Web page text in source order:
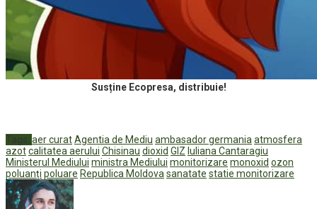
Susține Ecopresa, distribuie!
Tags: aer curatAgentia de Mediu ambasador germaniaatmosfera
azotcalitatea aerului Chisinau dioxid GIZ Iuliana Cantaragiu
Ministerul Mediului ministra Mediului monitorizare monoxid ozon
poluanți poluare Republica Moldovasanatate statie monitorizare